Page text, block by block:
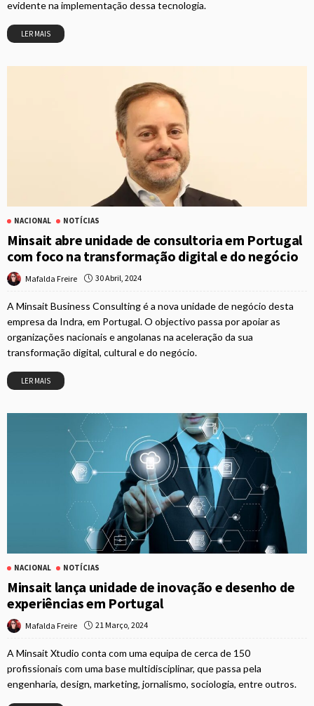
evidente na implementação dessa tecnologia.
LER MAIS
NACIONAL NOTÍCIAS
Minsait abre unidade de consultoria em Portugal
com foco na transformação digital e do negócio
Mafalda Freire 30 Abril, 2024
A Minsait Business Consulting é a nova unidade de negócio desta
empresa da Indra, em Portugal. O objectivo passa por apoiar as
organizações nacionais e angolanas na aceleração da sua
transformação digital, cultural e do negócio.
LER MAIS
NACIONAL NOTÍCIAS
Minsait lança unidade de inovação e desenho de
experiências em Portugal
Mafalda Freire 21 Março, 2024
A Minsait Xtudio conta com uma equipa de cerca de 150
profissionais com uma base multidisciplinar, que passa pela
engenharia, design, marketing, jornalismo, sociologia, entre outros.